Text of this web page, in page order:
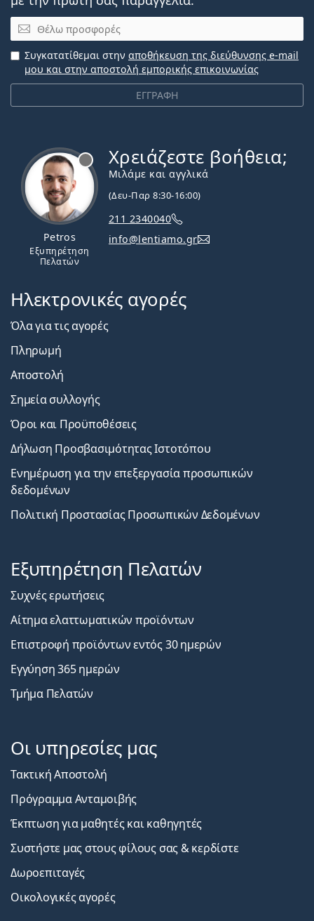
Email
ΕΓΓΡΑΦΗ
Συγκατατίθεμαι στην αποθήκευση της διεύθυνσης e-mail
μου και στην αποστολή εμπορικής επικοινωνίας
Petros
Εξυπηρέτηση
Πελατών
Χρειάζεστε βοήθεια;
Μιλάμε και αγγλικά
(Δευ-Παρ 8:30-16:00)
211 2340040
info@lentiamo.gr
Ηλεκτρονικές αγορές
Όλα για τις αγορές
Πληρωμή
Αποστολή
Σημεία συλλογής
Όροι και Προϋποθέσεις
Δήλωση Προσβασιμότητας Ιστοτόπου
Ενημέρωση για την επεξεργασία προσωπικών
δεδομένων
Πολιτική Προστασίας Προσωπικών Δεδομένων
Εξυπηρέτηση Πελατών
Συχνές ερωτήσεις
Αίτημα ελαττωματικών προϊόντων
Επιστροφή προϊόντων εντός 30 ημερών
Εγγύηση 365 ημερών
Τμήμα Πελατών
Οι υπηρεσίες μας
Τακτική Αποστολή
Πρόγραμμα Ανταμοιβής
Έκπτωση για μαθητές και καθηγητές
Συστήστε μας στους φίλους σας & κερδίστε
Δωροεπιταγές
Οικολογικές αγορές